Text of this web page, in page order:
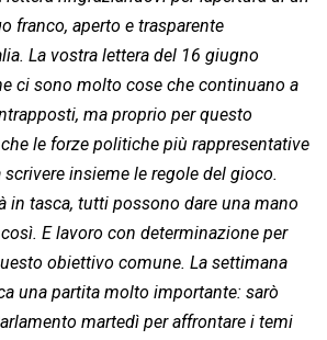
n
a
d
s
l
L
i
n
k
t
franco, aperto e trasparente
La vostra lettera del 16 giugno
ci sono molto cose che continuano a
ma proprio per questo
le forze politiche più rappresentative
insieme le regole del gioco.
in tasca, tutti possono dare una mano 
E lavoro con determinazione per
obiettivo comune. La settimana
una partita molto importante: sarò
martedì per affrontare i temi